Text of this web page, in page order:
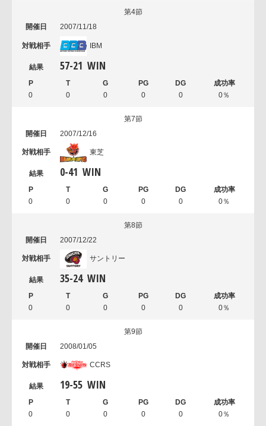
第4節
2007/11/18
IBM
57-21 WIN
0 0 0 0 0 0％
第7節
2007/12/16
東芝
0-41 WIN
0 0 0 0 0 0％
第8節
2007/12/22
サントリー
35-24 WIN
0 0 0 0 0 0％
第9節
2008/01/05
CCRS
19-55 WIN
0 0 0 0 0 0％